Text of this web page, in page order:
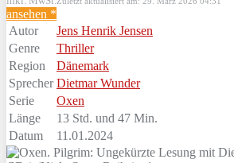
ansehen *
Autor
Jens Henrik Jensen
Genre
Thriller
Region
Dänemark
Sprecher Dietmar Wunder
Serie
Oxen
Länge
13 Std. und 47 Min.
Datum
11.01.2024